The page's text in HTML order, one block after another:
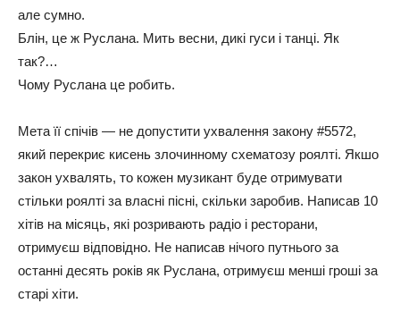
але сумно.
Блін, це ж Руслана. Мить весни, дикі гуси і танці. Як
так?…
Чому Руслана це робить.
Мета її спічів — не допустити ухвалення закону #5572,
який перекриє кисень злочинному схематозу роялті. Якшо
закон ухвалять, то кожен музикант буде отримувати
стільки роялті за власні пісні, скільки заробив. Написав 10
хітів на місяць, які розривають радіо і ресторани,
отримуєш відповідно. Не написав нічого путнього за
останні десять років як Руслана, отримуєш менші гроші за
старі хіти.